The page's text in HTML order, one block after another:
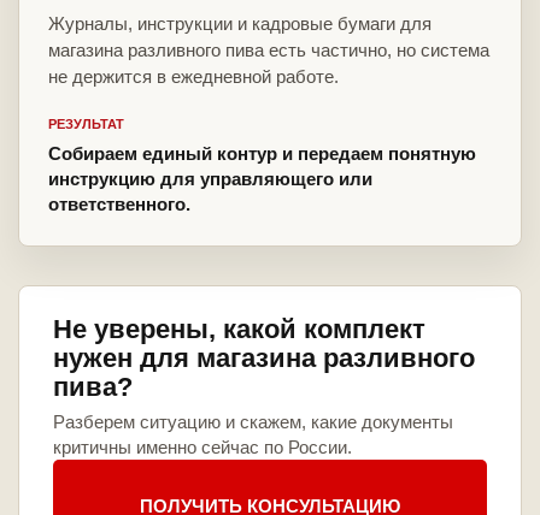
Журналы, инструкции и кадровые бумаги для
магазина разливного пива есть частично, но система
не держится в ежедневной работе.
РЕЗУЛЬТАТ
Собираем единый контур и передаем понятную
инструкцию для управляющего или
ответственного.
Не уверены, какой комплект
нужен для магазина разливного
пива?
Разберем ситуацию и скажем, какие документы
критичны именно сейчас по России.
ПОЛУЧИТЬ КОНСУЛЬТАЦИЮ